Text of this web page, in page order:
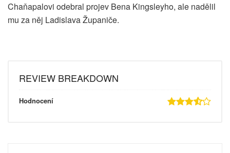
Chaňapalovi odebral projev Bena Kingsleyho, ale nadělil
mu za něj Ladislava Županiče.
REVIEW BREAKDOWN
Hodnocení